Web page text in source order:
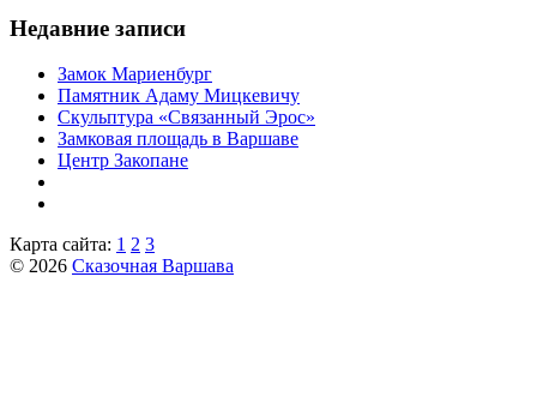
Недавние записи
Замок Мариенбург
Памятник Адаму Мицкевичу
Скульптура «Связанный Эрос»
Замковая площадь в Варшаве
Центр Закопане
Карта сайта: 1 2 3
© 2026 Сказочная Варшава